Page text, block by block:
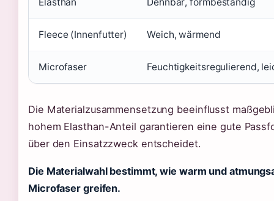
Fleece (Innenfutter) Weich, wärmend
Microfaser Feuchtigkeitsregulierend,
Die Materialzusammensetzung beeinflusst
hohem Elasthan-Anteil garantieren eine gute
über den Einsatzzweck entscheidet.
Die Materialwahl bestimmt, wie warm und
Microfaser greifen.